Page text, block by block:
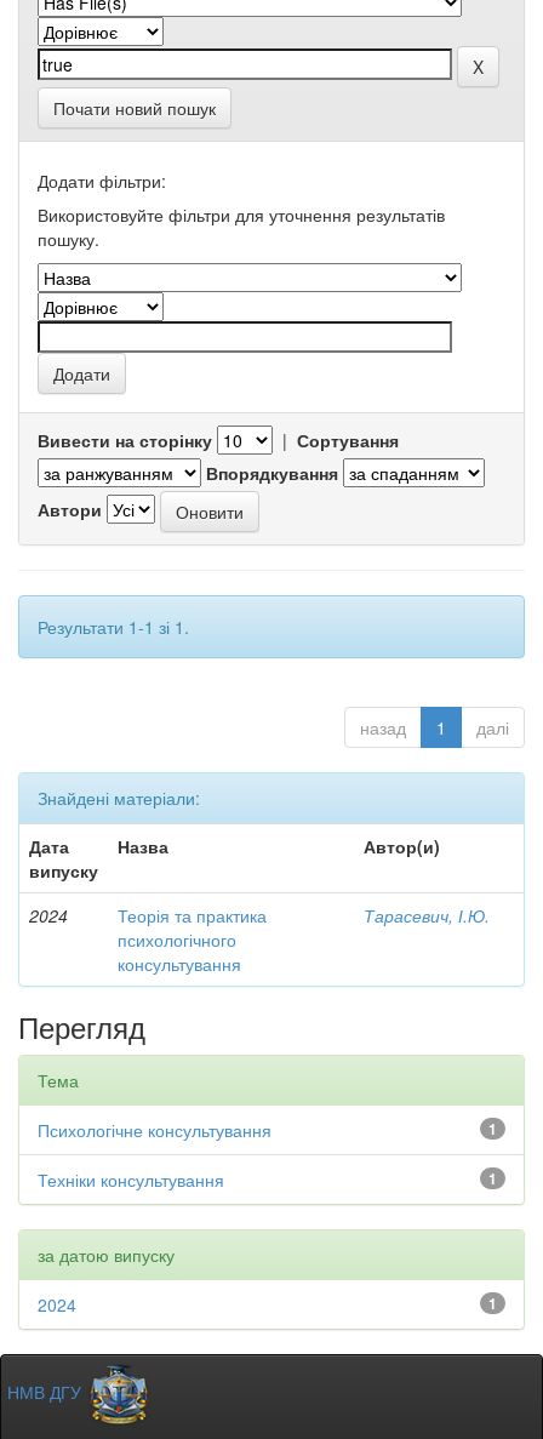
Почати новий пошук
Додати фільтри:
Використовуйте фільтри для уточнення результатів
пошуку.
Вивести на сторінку | Сортування
Впорядкування
Автори
Результати 1-1 зі 1.
назад 1 далі
Знайдені матеріали:
Дата
випуску
Назва Автор(и)
2024
Теорія та практика
психологічного
консультування
Тарасевич, І.Ю.
Перегляд
Тема
1
Психологічне консультування
1
Техніки консультування
за датою випуску
1
2024
НМВ ДГУ